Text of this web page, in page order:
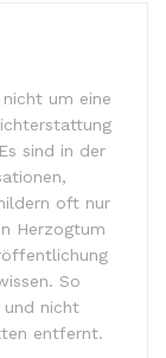
um eine
sind in der
oft nur
Herzogtum
So
und nicht
entfernt.